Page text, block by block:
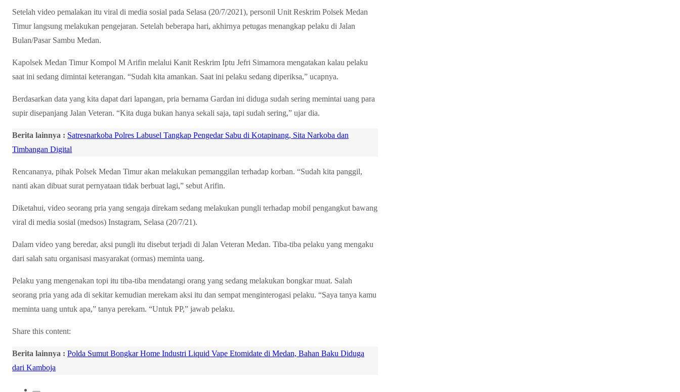
Setelah video pemalakan itu viral di media sosial pada Selasa (20/7/2021), personil Unit Reskrim Polsek Medan
Timur langsung melakukan pengejaran. Setelah beberapa hari, akhirnya petugas menangkap pelaku di Jalan
Bulan/Pasar Sambu Medan.
Kapolsek Medan Timur Kompol M Arifin melalui Kanit Reskrim Iptu Jefri Simamora mengatakan kalau pelaku
saat ini sedang dimintai keterangan. “Sudah kita amankan. Saat ini pelaku sedang diperiksa,” ucapnya.
Berdasarkan data yang kita dapat dari lapangan, pria bernama Gardan ini diduga sudah sering memintai uang para
supir disepanjang Jalan Veteran. “Kita duga bukan hanya sekali saja, tapi sudah sering,” ujar dia.
Berita lainnya : Satresnarkoba Polres Labusel Tangkap Pengedar Sabu di Kotapinang, Sita Narkoba dan
Timbangan Digital
Rencananya, pihak Polsek Medan Timur akan melakukan pemanggilan terhadap korban. “Sudah kita panggil,
nanti akan dibuat surat pernyataan tidak berbuat lagi,” sebut Arifin.
Diketahui, video seorang pria yang sengaja direkam sedang melakukan pungli terhadap mobil pengangkut bawang
viral di media sosial (medsos) Instagram, Selasa (20/7/21).
Dalam video yang beredar, aksi pungli itu disebut terjadi di Jalan Veteran Medan. Tiba-tiba pelaku yang mengaku
dari salah satu organisasi masyarakat (ormas) meminta uang.
Pelaku yang mengenakan topi itu tiba-tiba mendatangi orang yang sedang melakukan bongkar muat. Salah
seorang pria yang ada di sekitar kemudian merekam aksi itu dan sempat menginterogasi pelaku. “Saya tanya kamu
meminta uang untuk apa,” tanya perekam. “Untuk PP,” jawab pelaku.
Share this content:
Berita lainnya : Polda Sumut Bongkar Home Industri Liquid Vape Etomidate di Medan, Bahan Baku Diduga
dari Kamboja